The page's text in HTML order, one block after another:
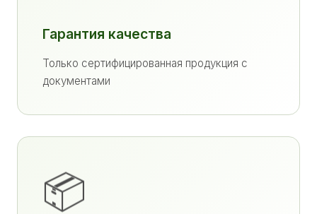
Гарантия качества
Только сертифицированная продукция с
документами
📦